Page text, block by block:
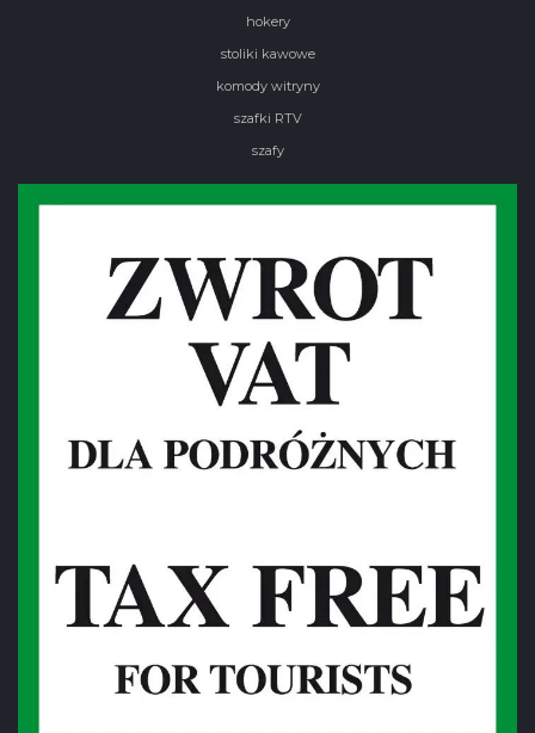
hokery
stoliki kawowe
komody witryny
szafki RTV
szafy